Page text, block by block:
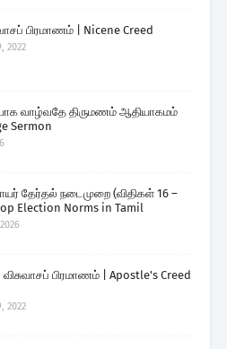
பிரமாணம் | Nicene Creed
2022
வாழ்வதே திருமணம் ஆதியாகமம்
Sermon
தேர்தல் நடைமுறை (விதிகள் 16 –
Election Norms in Tamil
பிரமாணம் | Apostle's Creed
2022